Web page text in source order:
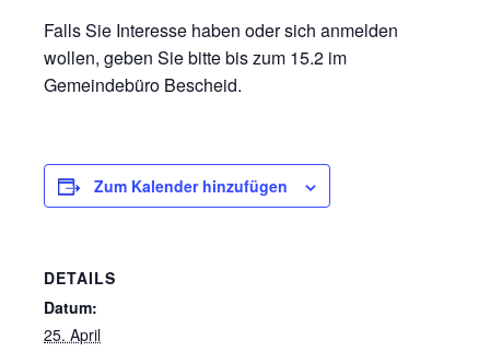
Falls Sie Interesse haben oder sich anmelden
wollen, geben Sie bitte bis zum 15.2 im
Gemeindebüro Bescheid.
Zum Kalender hinzufügen
DETAILS
Datum:
25. April